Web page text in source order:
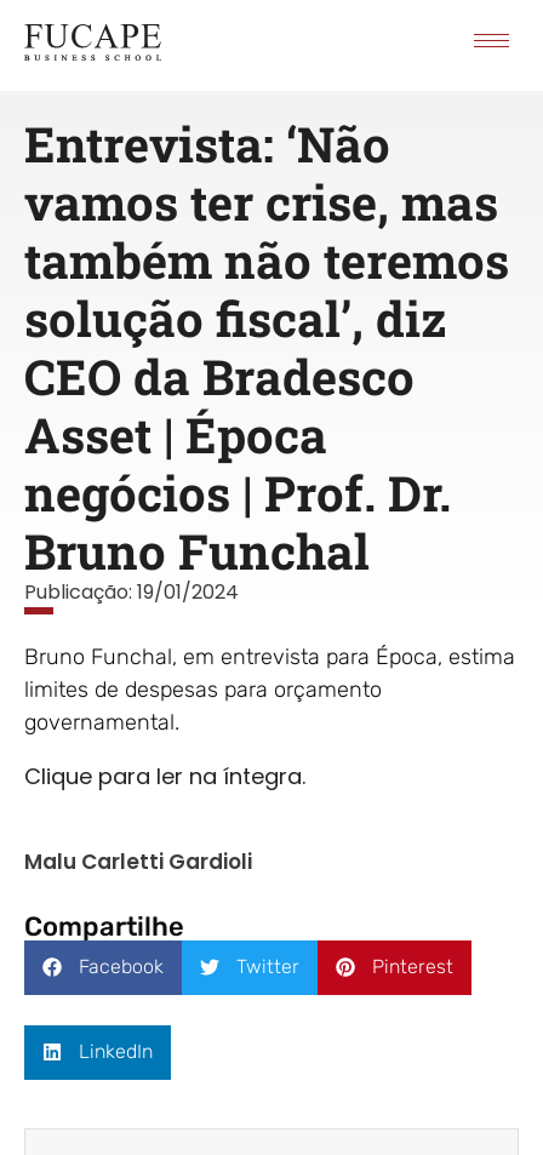
Entrevista: ‘Não
vamos ter crise, mas
também não teremos
solução fiscal’, diz
CEO da Bradesco
Asset | Época
negócios | Prof. Dr.
Bruno Funchal
Publicação: 19/01/2024
Bruno Funchal, em entrevista para Época, estima
limites de despesas para orçamento
governamental.
Clique para ler na íntegra.
Malu Carletti Gardioli
Compartilhe
Facebook Twitter Pinterest
LinkedIn